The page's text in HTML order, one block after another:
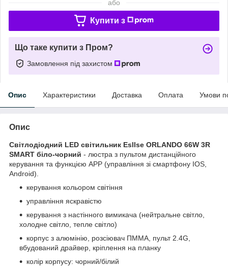
або
Купити з
Що таке купити з Пром?
Замовлення під захистом
Опис Характеристики Доставка Оплата Умови
Опис
Світлодіодний LED світильник Esllse ORLANDO 66W 3R
SMART біло-чорний - люстра з пультом дистанційного
керування та функцією АРР (управління зі смартфону IOS,
Android).
керування кольором світіння
управління яскравістю
керування з настінного вимикача (нейтральне світло,
холодне світло, тепле світло)
корпус з алюмінію, розсіювач ПММА, пульт 2.4G,
вбудований драйвер, кріплення на планку
колір корпусу: чорний/бiлий